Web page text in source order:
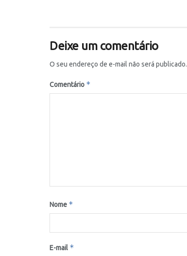
Deixe um comentário
O seu endereço de e-mail não será publicado.
Comentário *
Nome *
E-mail *